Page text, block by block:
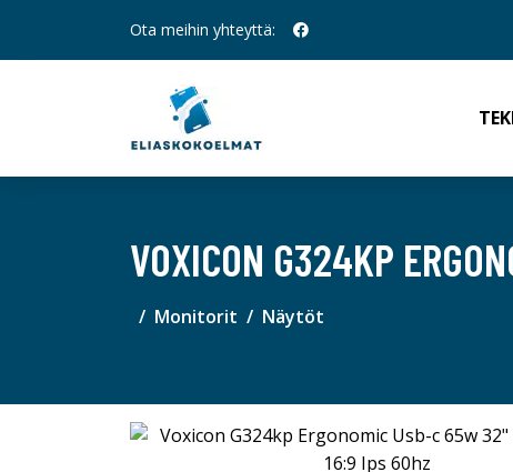
Ota meihin yhteyttä:
VOXICON G324KP
Monitorit Näytöt